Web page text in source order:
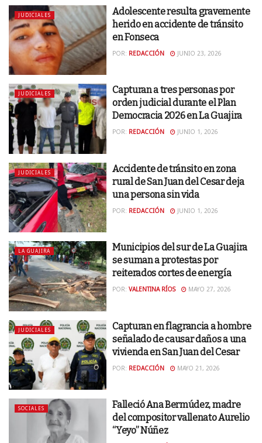
JUDICIALES
Adolescente resulta gravemente
herido en accidente de tránsito
en Fonseca
POR: REDACCIÓN JUNIO 23, 2026
JUDICIALES
Capturan a tres personas por
orden judicial durante el Plan
Democracia 2026 en La Guajira
POR: REDACCIÓN JUNIO 1, 2026
JUDICIALES
Accidente de tránsito en zona
rural de San Juan del Cesar deja
una persona sin vida
POR: REDACCIÓN JUNIO 1, 2026
LA GUAJIRA
Municipios del sur de La Guajira
se suman a protestas por
reiterados cortes de energía
POR: VALENTINA RÍOS MAYO 27, 2026
JUDICIALES
Capturan en flagrancia a hombre
señalado de causar daños a una
vivienda en San Juan del Cesar
POR: REDACCIÓN MAYO 21, 2026
SOCIALES
Falleció Ana Bermúdez, madre
del compositor vallenato Aurelio
“Yeyo” Núñez